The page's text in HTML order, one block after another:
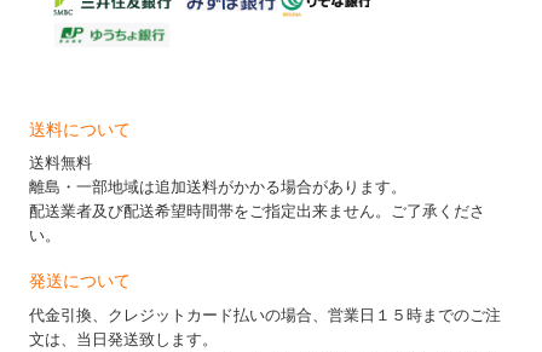
送料について
送料無料
離島・一部地域は追加送料がかかる場合があります。
配送業者及び配送希望時間帯をご指定出来ません。ご了承くださ
い。
発送について
代金引換、クレジットカード払いの場合、営業日１５時までのご注
文は、当日発送致します。